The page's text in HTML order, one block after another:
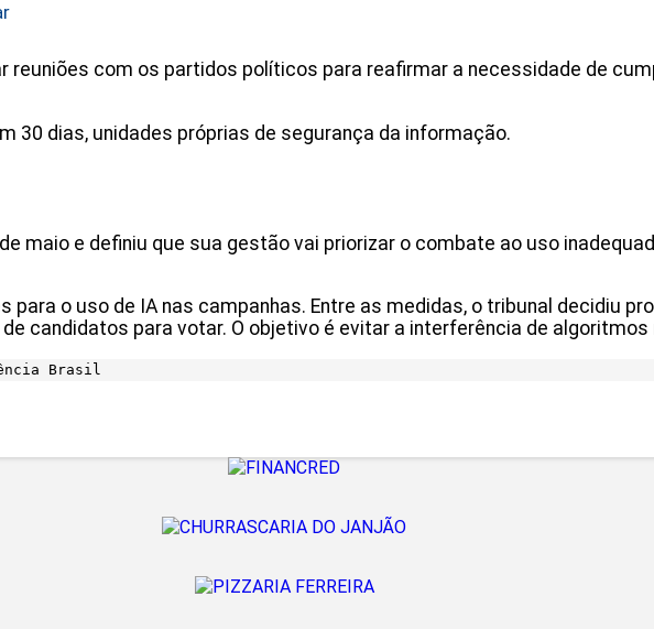
reuniões com os partidos políticos para reafirmar a necessidade de
30 dias, unidades próprias de segurança da informação.
maio e definiu que sua gestão vai priorizar o combate ao uso
para o uso de IA nas campanhas. Entre as medidas, o tribunal decidiu
candidatos para votar. O objetivo é evitar a interferência de
Brasil